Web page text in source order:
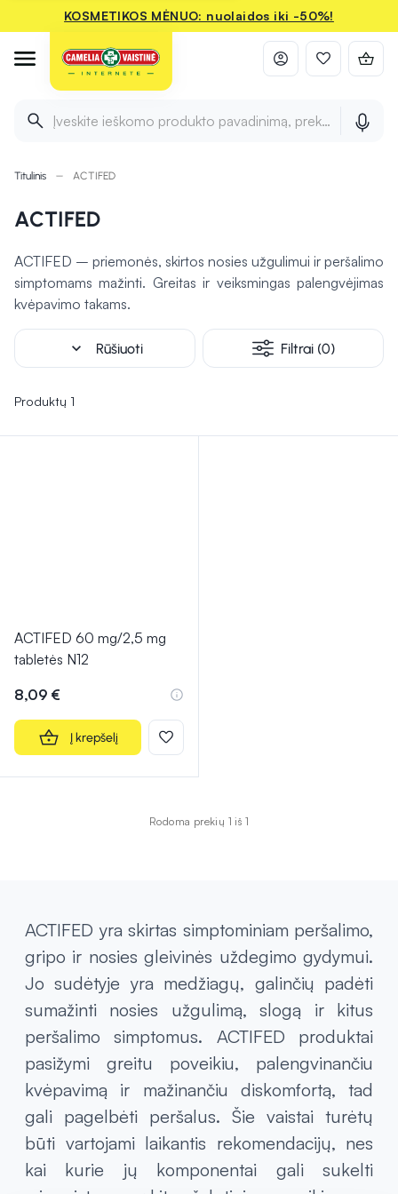
KOSMETIKOS MĖNUO: nuolaidos iki -50%!
Įveskite ieškomo produkto pavadinimą, prekės ženklą ir
Titulinis ACTIFED
ACTIFED
ACTIFED – priemonės, skirtos nosies užgulimui ir peršalimo
simptomams mažinti. Greitas ir veiksmingas palengvėjimas
kvėpavimo takams.
expand_more Rūšiuoti Filtrai (0)
Produktų 1
ACTIFED 60 mg/2,5 mg
tabletės N12
8,09 €
Į krepšelį
Rodoma prekių 1 iš 1
ACTIFED yra skirtas simptominiam peršalimo,
gripo ir nosies gleivinės uždegimo gydymui.
Jo sudėtyje yra medžiagų, galinčių padėti
sumažinti nosies užgulimą, slogą ir kitus
peršalimo simptomus. ACTIFED produktai
pasižymi greitu poveikiu, palengvinančiu
kvėpavimą ir mažinančiu diskomfortą, tad
gali pagelbėti peršalus. Šie vaistai turėtų
būti vartojami laikantis rekomendacijų, nes
kai kurie jų komponentai gali sukelti